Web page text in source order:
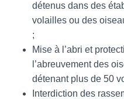
détenus dans des
volailles ou des
;
Mise à l’abri et
l’abreuvement des
détenant plus de 50
Interdiction des